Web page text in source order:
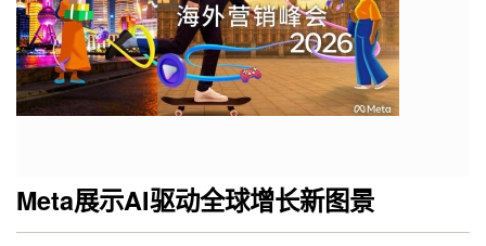
Meta展示AI驱动全球增长新图景